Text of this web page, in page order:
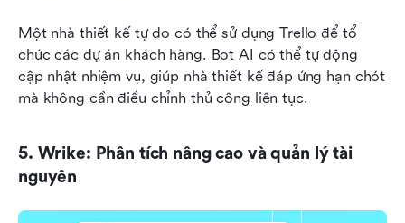
Một nhà thiết kế tự do có thể sử dụng Trello để tổ
chức các dự án khách hàng. Bot AI có thể tự động
cập nhật nhiệm vụ, giúp nhà thiết kế đáp ứng hạn chót
mà không cần điều chỉnh thủ công liên tục.
5. Wrike: Phân tích nâng cao và quản lý tài
nguyên